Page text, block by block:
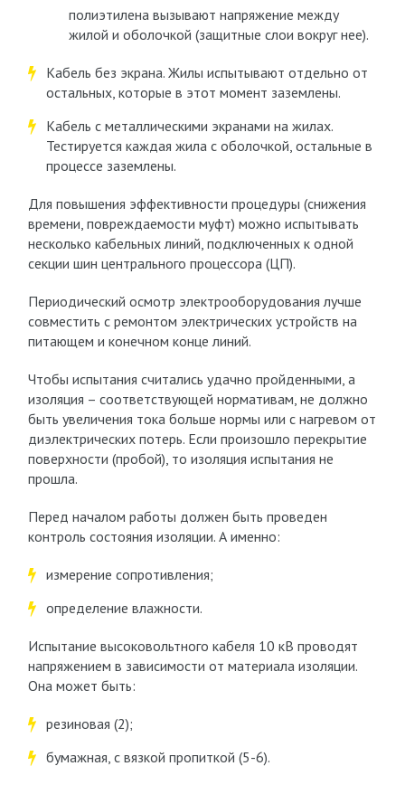
полиэтилена вызывают напряжение между
жилой и оболочкой (защитные слои вокруг нее).
Кабель без экрана. Жилы испытывают отдельно от
остальных, которые в этот момент заземлены.
Кабель с металлическими экранами на жилах.
Тестируется каждая жила с оболочкой, остальные в
процессе заземлены.
Для повышения эффективности процедуры (снижения
времени, повреждаемости муфт) можно испытывать
несколько кабельных линий, подключенных к одной
секции шин центрального процессора (ЦП).
Периодический осмотр электрооборудования лучше
совместить с ремонтом электрических устройств на
питающем и конечном конце линий.
Чтобы испытания считались удачно пройденными, а
изоляция – соответствующей нормативам, не должно
быть увеличения тока больше нормы или с нагревом от
диэлектрических потерь. Если произошло перекрытие
поверхности (пробой), то изоляция испытания не
прошла.
Перед началом работы должен быть проведен
контроль состояния изоляции. А именно:
измерение сопротивления;
определение влажности.
Испытание высоковольтного кабеля 10 кВ проводят
напряжением в зависимости от материала изоляции.
Она может быть:
резиновая (2);
бумажная, с вязкой пропиткой (5-6).